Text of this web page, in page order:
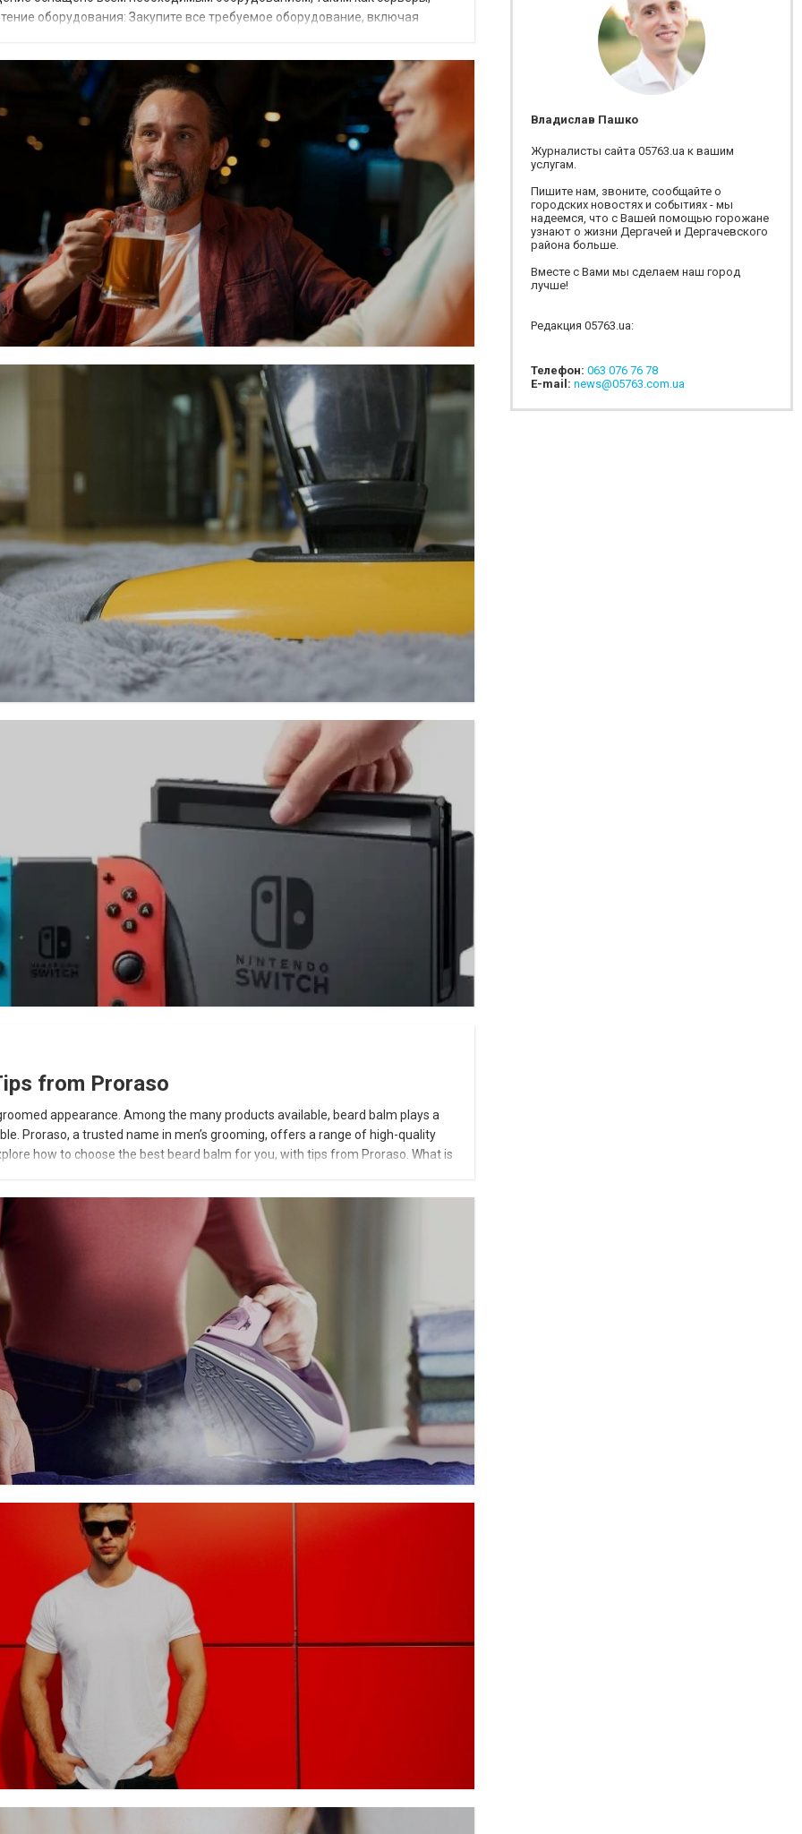
оборудования: Закупите все требуемое оборудование, включая
from Proraso
appearance. Among the many products available, beard balm plays a
Proraso, a trusted name in men’s grooming, offers a range of high-quality
how to choose the best beard balm for you, with tips from Proraso. What is
Владислав Пашко
Журналисты сайта 05763.ua к вашим
услугам.
Пишите нам, звоните, сообщайте о
городских новостях и событиях - мы
надеемся, что с Вашей помощью горожане
узнают о жизни Дергачей и Дергачевского
района больше.
Вместе с Вами мы сделаем наш город
лучше!
Редакция 05763.ua:
Телефон: 063 076 76 78
E-mail: news@05763.com.ua